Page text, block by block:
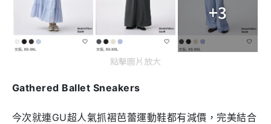
+3
點擊圖片放大
Gathered Ballet Sneakers
今次就連GU超人氣抓褶芭蕾運動鞋都有減價，完美結合